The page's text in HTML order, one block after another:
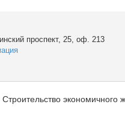
проспект, 25, оф. 213